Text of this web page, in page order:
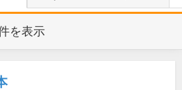
を表示